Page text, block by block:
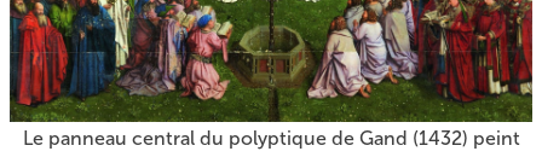
Le panneau central du polyptique de Gand (1432) peint